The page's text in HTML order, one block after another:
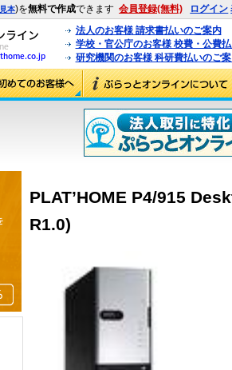
見本)を無料で作成できます 会員登録(無料) ログイン
法人のお客様 請求書払いのご案内
学校・官公庁のお客様 校費・公費
研究機関のお客様 科研費払いのご
PLAT’HOME P4/915
R1.0)